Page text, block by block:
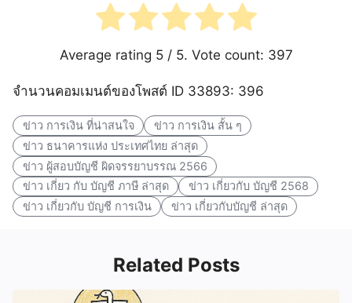
Average rating 5/ 5. Vote count: 397
จำนวนคอมเมนต์ของโพสต์ ID 33893: 396
ข่าว การเงิน ที่น่าสนใจ
ข่าว การเงิน สั้น ๆ
ข่าว ธนาคารแห่ง ประเทศไทย ล่าสุด
ข่าว ผู้สอบบัญชี ผิดจรรยาบรรณ 2566
ข่าว เกี่ยว กับ บัญชี ภาษี ล่าสุด
ข่าว เกี่ยวกับ บัญชี 2568
ข่าว เกี่ยวกับ บัญชี การเงิน
ข่าว เกี่ยวกับบัญชี ล่าสุด
Related Posts